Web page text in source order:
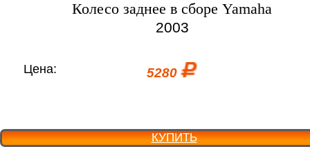
Колесо заднее в сборе Yamaha
2003
Цена: 5280
КУПИТЬ